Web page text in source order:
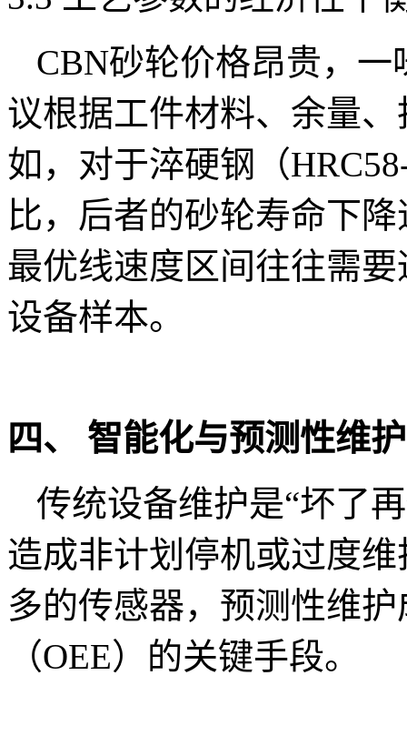
CBN砂轮价格昂贵，
议根据工件材料、余量
如，对于淬硬钢（
比，后者的砂轮寿命下
最优线速度区间往往需
设备样本。
四、 智能化与预测性维
传统设备维护是“坏了
造成非计划停机或过度
多的传感器，预测性维
（OEE）的关键手段。